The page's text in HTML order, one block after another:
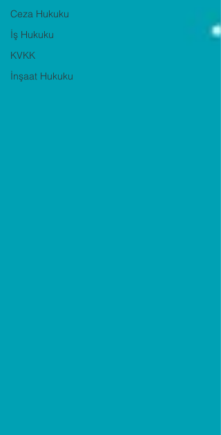
Ceza Hukuku
İş Hukuku
KVKK
İnşaat Hukuku